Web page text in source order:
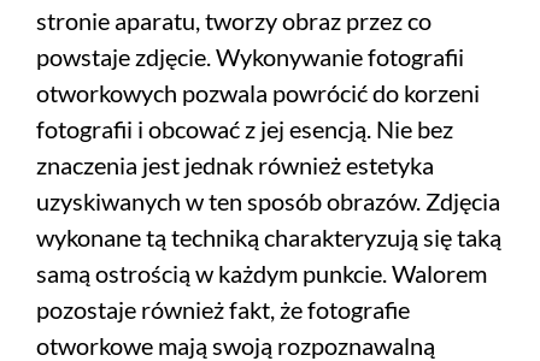
stronie aparatu, tworzy obraz przez co
powstaje zdjęcie. Wykonywanie fotografii
otworkowych pozwala powrócić do korzeni
fotografii i obcować z jej esencją. Nie bez
znaczenia jest jednak również estetyka
uzyskiwanych w ten sposób obrazów. Zdjęcia
wykonane tą techniką charakteryzują się taką
samą ostrością w każdym punkcie. Walorem
pozostaje również fakt, że fotografie
otworkowe mają swoją rozpoznawalną